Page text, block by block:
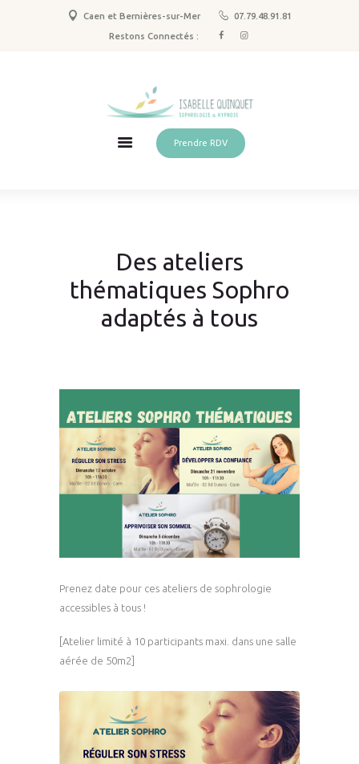
Caen et Bernières-sur-Mer 07.79.48.91.81
Restons Connectés :
Prendre RDV
Des ateliers
thématiques Sophro
adaptés à tous
Sophrologie
Qui suis-je ?
Prenez date pour ces ateliers de sophrologie
accessibles à tous !
[Atelier limité à 10 participants maxi. dans une salle
aérée de 50m2]